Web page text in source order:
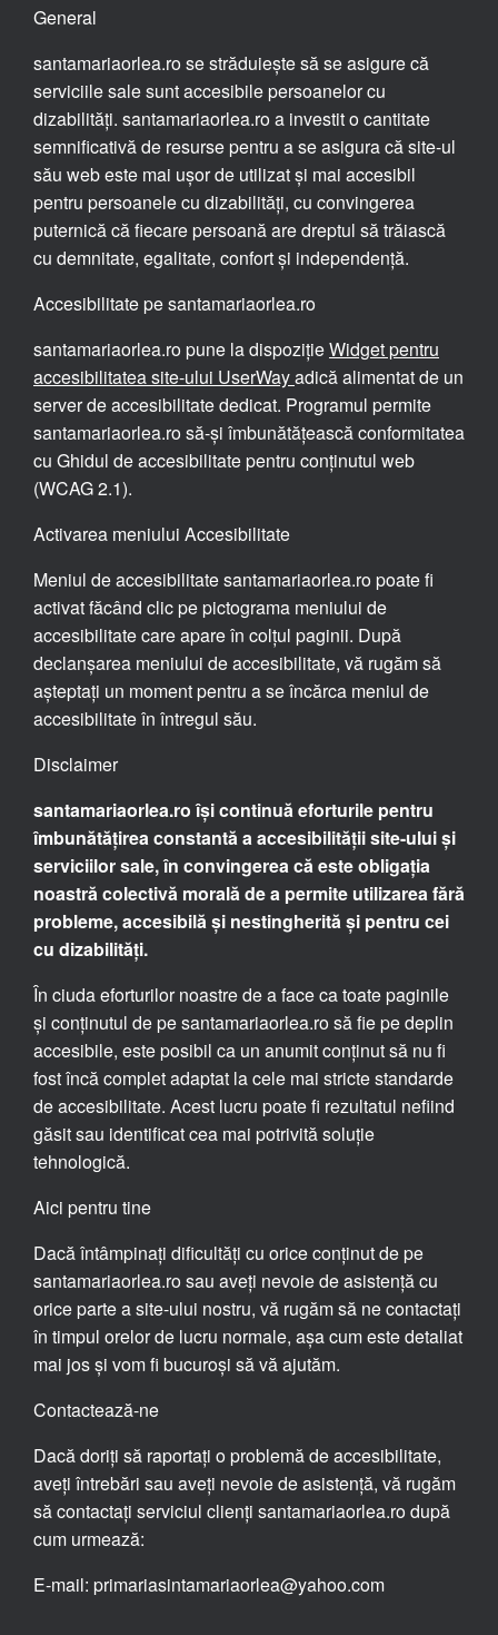
General
santamariaorlea.ro se străduiește să se asigure că
serviciile sale sunt accesibile persoanelor cu
dizabilități. santamariaorlea.ro a investit o cantitate
semnificativă de resurse pentru a se asigura că site-ul
său web este mai ușor de utilizat și mai accesibil
pentru persoanele cu dizabilități, cu convingerea
puternică că fiecare persoană are dreptul să trăiască
cu demnitate, egalitate, confort și independență.
Accesibilitate pe santamariaorlea.ro
santamariaorlea.ro pune la dispozițieWidget pentru
accesibilitatea site-ului UserWayadică alimentat de un
server de accesibilitate dedicat. Programul permite
santamariaorlea.ro să-și îmbunătățească conformitatea
cu Ghidul de accesibilitate pentru conținutul web
(WCAG 2.1).
Activarea meniului Accesibilitate
Meniul de accesibilitate santamariaorlea.ro poate fi
activat făcând clic pe pictograma meniului de
accesibilitate care apare în colțul paginii. După
declanșarea meniului de accesibilitate, vă rugăm să
așteptați un moment pentru a se încărca meniul de
accesibilitate în întregul său.
Disclaimer
santamariaorlea.ro își continuă eforturile pentru
îmbunătățirea constantă a accesibilității site-ului și
serviciilor sale, în convingerea că este obligația
noastră colectivă morală de a permite utilizarea fără
probleme, accesibilă și nestingherită și pentru cei
cu dizabilități.
În ciuda eforturilor noastre de a face ca toate paginile
și conținutul de pe santamariaorlea.ro să fie pe deplin
accesibile, este posibil ca un anumit conținut să nu fi
fost încă complet adaptat la cele mai stricte standarde
de accesibilitate. Acest lucru poate fi rezultatul nefiind
găsit sau identificat cea mai potrivită soluție
tehnologică.
Aici pentru tine
Dacă întâmpinați dificultăți cu orice conținut de pe
santamariaorlea.ro sau aveți nevoie de asistență cu
orice parte a site-ului nostru, vă rugăm să ne contactați
în timpul orelor de lucru normale, așa cum este detaliat
mai jos și vom fi bucuroși să vă ajutăm.
Contactează-ne
Dacă doriți să raportați o problemă de accesibilitate,
aveți întrebări sau aveți nevoie de asistență, vă rugăm
să contactați serviciul clienți santamariaorlea.ro după
cum urmează:
E-mail: primariasintamariaorlea@yahoo.com